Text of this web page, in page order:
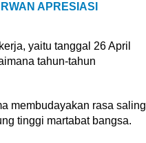
APRESIASI
yaitu tanggal 26 April
tahun-tahun
membudayakan rasa saling
tinggi martabat bangsa.